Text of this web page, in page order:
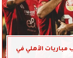
مباريات الأهلي في